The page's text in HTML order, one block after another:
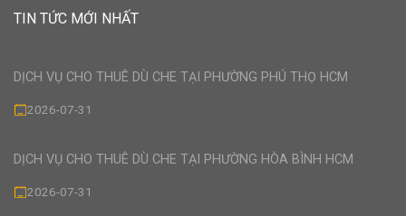
TIN TỨC MỚI NHẤT
DỊCH VỤ CHO THUÊ DÙ CHE TẠI PHƯỜNG PHÚ THỌ HCM
2026-07-31
DỊCH VỤ CHO THUÊ DÙ CHE TẠI PHƯỜNG HÒA BÌNH HCM
2026-07-31